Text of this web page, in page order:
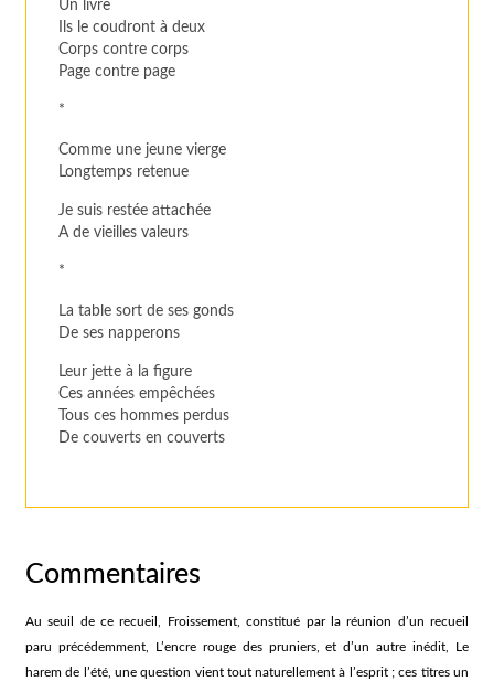
Un livre
Ils le coudront à deux
Corps contre corps
Page contre page
*
Comme une jeune vierge
Longtemps retenue
Je suis restée attachée
A de vieilles valeurs
*
La table sort de ses gonds
De ses napperons
Leur jette à la figure
Ces années empêchées
Tous ces hommes perdus
De couverts en couverts
Commentaires
Au seuil de ce recueil, Froissement, constitué par la réunion d’un recueil
paru précédemment, L’encre rouge des pruniers, et d’un autre inédit, Le
harem de l’été, une question vient tout naturellement à l’esprit ; ces titres un